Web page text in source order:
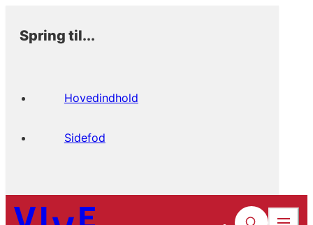
Spring til...
Hovedindhold
Sidefod